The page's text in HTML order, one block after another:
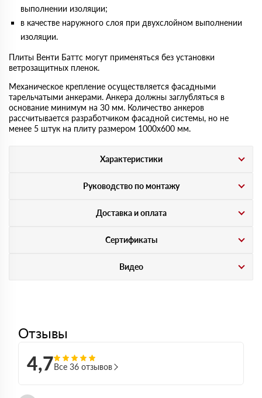
выполнении изоляции;
в качестве наружного слоя при двухслойном выполнении
изоляции.
Плиты Венти Баттс могут применяться без установки
ветрозащитных пленок.
Механическое крепление осуществляется фасадными
тарельчатыми анкерами. Анкера должны заглубляться в
основание минимум на 30 мм. Количество анкеров
рассчитывается разработчиком фасадной системы, но не
менее 5 штук на плиту размером 1000х600 мм.
Характеристики
Руководство по монтажу
Доставка и оплата
Сертификаты
Видео
Отзывы
4,7Все 36 отзывов